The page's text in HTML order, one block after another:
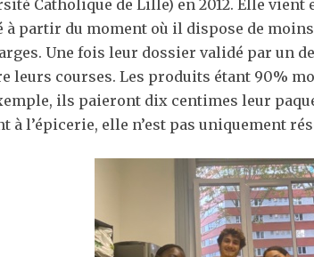
Catholique de Lille) en 2012. Elle vient
partir du moment où il dispose de
Une fois leur dossier validé par un
leurs courses. Les produits étant 90%
ils paieront dix centimes leur
l’épicerie, elle n’est pas uniquement